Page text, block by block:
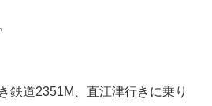
鉄道2351M、直江津行きに乗り